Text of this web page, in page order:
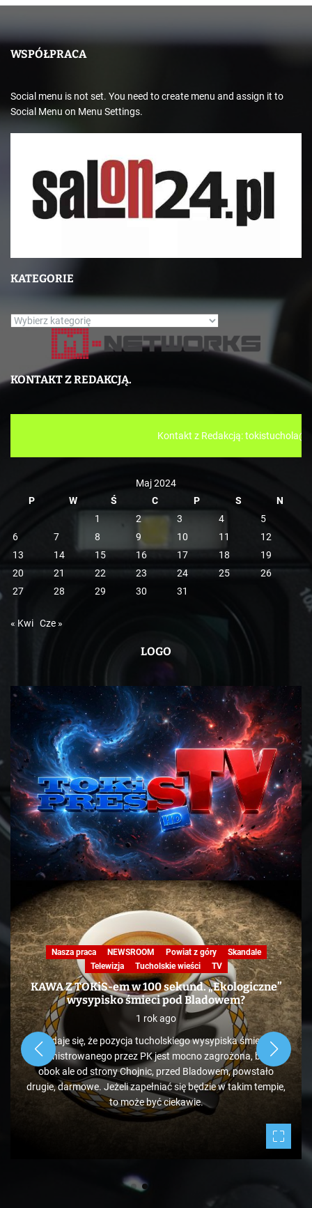
WSPÓŁPRACA
Social menu is not set. You need to create menu and assign it to
Social Menu on Menu Settings.
KATEGORIE
K
e
e
KONTAKT Z REDAKCJĄ.
Kontakt z Redakcją: tokistuchola@gmail.com ///// https://
Maj 2024
P
W Ś C P S
N
1
2 3 4
5
6
7 8 9 10 11
12
13
14 15 16 17 18
19
20
21 22 23 24 25
26
27
28 29 30 31
« Kwi Cze »
LOGO
Nasza praca NEWSROOM Powiat z góry
Skandale
Telewizja
Tucholskie wieści TV
KAWA Z TOKiS-em w 100 sekund. „Ekologiczne”
wysypisko śmieci pod Bladowem?
1 rok ago
Zdaje się, że pozycja tucholskiego wysypiska śmieci
administrowanego przez PK jest mocno zagrożona, bo tuż
obok ale od strony Chojnic, przed Bladowem, powstało
drugie, darmowe. Jeżeli zapełniać się będzie w takim tempie,
to może być ciekawie.